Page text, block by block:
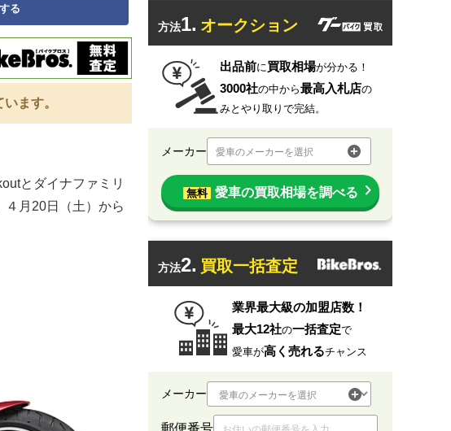
る
ます。
とダイナファミリ
月20日（土）から
方法1. オークション
出品前に買取相場が分かる！
3000社の中から最高入札店の
みとやり取りで完結。
メーカー 愛車のメーカーを選択
無料 愛車の買取相場を調べる
方法2. 買取一括査定
業界最大級の加盟店数！
最大12社の一括査定で
愛車が高く売れるチャンス
メーカー